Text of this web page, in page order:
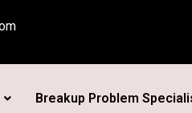
Breakup Problem